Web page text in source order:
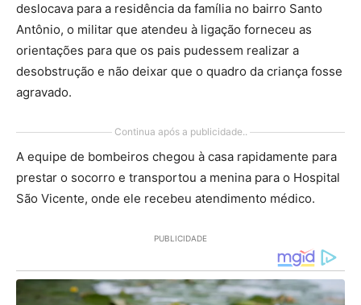
deslocava para a residência da família no bairro Santo
Antônio, o militar que atendeu à ligação forneceu as
orientações para que os pais pudessem realizar a
desobstrução e não deixar que o quadro da criança fosse
agravado.
Continua após a publicidade..
A equipe de bombeiros chegou à casa rapidamente para
prestar o socorro e transportou a menina para o Hospital
São Vicente, onde ele recebeu atendimento médico.
PUBLICIDADE